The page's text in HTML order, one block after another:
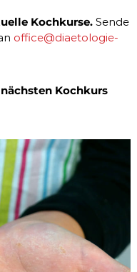
Kochkurse.Sende
office@diaetologie-
Kochkurs